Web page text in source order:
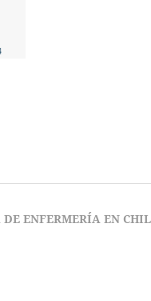
ENFERMERÍA EN